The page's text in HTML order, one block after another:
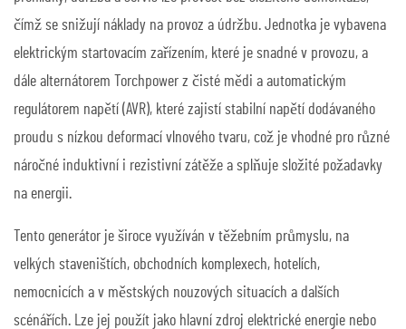
čímž se snižují náklady na provoz a údržbu. Jednotka je vybavena
elektrickým startovacím zařízením, které je snadné v provozu, a
dále alternátorem Torchpower z čisté mědi a automatickým
regulátorem napětí (AVR), které zajistí stabilní napětí dodávaného
proudu s nízkou deformací vlnového tvaru, což je vhodné pro různé
náročné induktivní i rezistivní zátěže a splňuje složité požadavky
na energii.
Tento generátor je široce využíván v těžebním průmyslu, na
velkých staveništích, obchodních komplexech, hotelích,
nemocnicích a v městských nouzových situacích a dalších
scénářích. Lze jej použít jako hlavní zdroj elektrické energie nebo